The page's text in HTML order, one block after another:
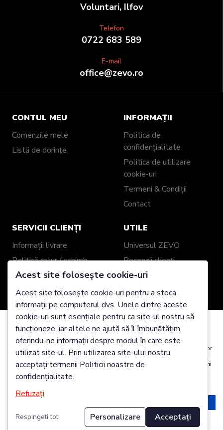
Voluntari, Ilfov
Telefon
0722 683 589
E-mail
office@zevo.ro
CONTUL MEU
Comenzile mele
Listă de dorințe
INFORMAȚII
Politica de
confidențialitate
Politica de utilizare
cookie-uri
Termeni & Condiții
Contact
SERVICII CLIENȚI
Informații livrare
Politică retur / schimb
Garanție produse
Ghid mărimi
Împachetare cadou
UTILE
Universul ZEVO
Recenzii clienți
Despre noi
Showroom ZEVO
Blog
Genți și Portofele din
Piele Personalizate
2025 Zevo Genți Piele Naturală @ Toate drepturile
rezervate
Acest site folosește cookie-uri
Acest site folosește cookie-uri pentru a stoca
informații pe computerul dvs. Unele dintre aceste
cookie-uri sunt esențiale pentru ca site-ul nostru să
funcționeze, iar altele ne ajută să îl îmbunătățim,
oferindu-ne informații despre modul în care este
utilizat site-ul. Prin utilizarea site-ului nostru,
acceptați termenii Politicii noastre de
confidențialitate.
Refuzați
Respingeti tot Personalizare Acceptați
Folosim cookie-uri
Este posibil să plasăm aceste cookie-uri pentru analiza date utilizatorilor
noștri, pentru a îmbunătăți site-ul, pentru a afișa conținut personalizat și
pentru a vă oferi o experiență excelentă pe site. Pentru mai multe informații
despre cookie-urile pe care le utilizăm deschideți setările de mai jos.
Modifică